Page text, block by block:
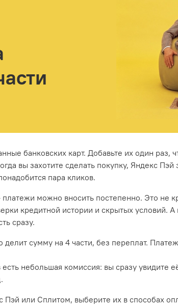
банковских карт. Добавьте их один раз,
вы захотите сделать покупку, Яндекс Пэй
пара кликов.
можно вносить постепенно. Это не
кредитной истории и скрытых условий.
сразу.
делит сумму на 4 части, без переплат.
небольшая комиссия: вы сразу увидите
Пэй или Сплитом, выберите их в способах